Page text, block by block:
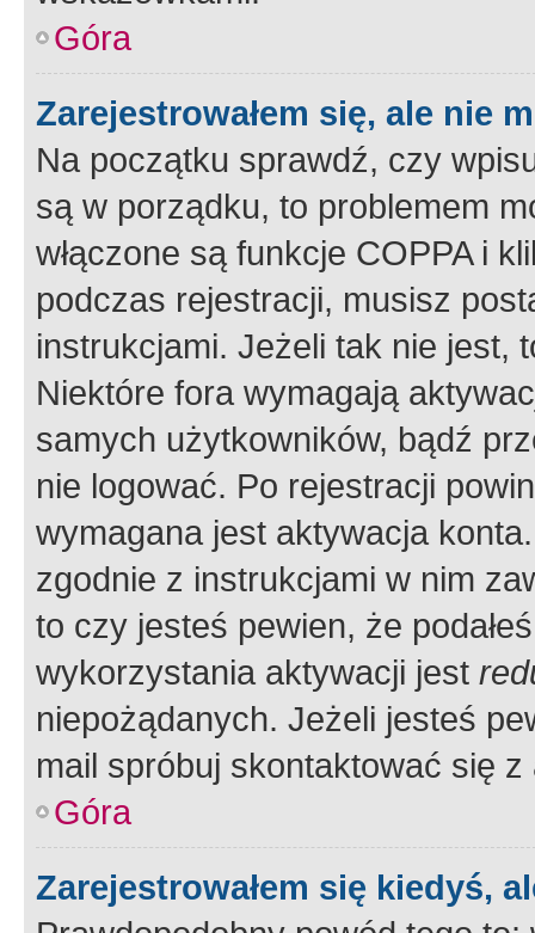
Góra
Zarejestrowałem się, ale nie
Na początku sprawdź, czy
są w porządku, to problemem
włączone są funkcje COPPA i
podczas rejestracji, musisz
instrukcjami. Jeżeli tak nie jest,
Niektóre fora wymagają
samych użytkowników, bądź
nie logować. Po rejestracji
wymagana jest aktywacja
zgodnie z instrukcjami w nim
to czy jesteś pewien, że
wykorzystania aktywacji jest
niepożądanych. Jeżeli jesteś
mail spróbuj skontaktować się
Góra
Zarejestrowałem się kiedyś,